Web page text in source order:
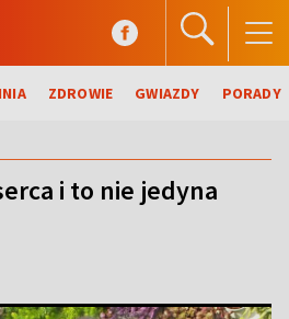
ZDROWIE GWIAZDY PORADY
i to nie jedyna